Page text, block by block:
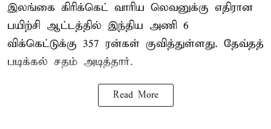
இலங்கை கிரிக்கெட் வாரிய லெவனுக்கு எதிரான
பயிற்சி ஆட்டத்தில் இந்திய அணி 6
விக்கெட்டுக்கு 357 ரன்கள் குவித்துள்ளது. தேவ்தத்
படிக்கல் சதம் அடித்தார்.
Read More